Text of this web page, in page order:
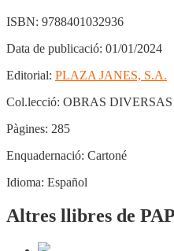
ISBN: 9788401032936
Data de publicació: 01/01/2024
Editorial: PLAZA JANES, S.A.
Col.lecció: OBRAS DIVERSAS
Pàgines: 285
Enquadernació: Cartoné
Idioma: Español
Altres llibres de